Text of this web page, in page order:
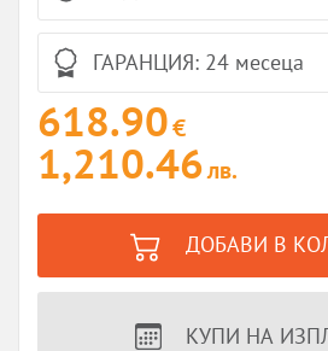
ГАРАНЦИЯ: 24 месеца
618.90€
1,210.46лв.
ДОБАВИ В
КУПИ НА